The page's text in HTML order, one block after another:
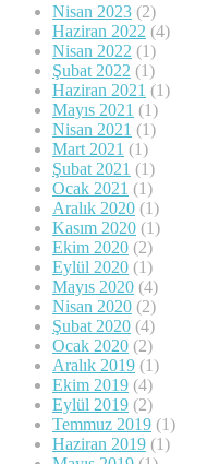
Nisan 2023 (2)
Haziran 2022 (4)
Nisan 2022 (1)
Şubat 2022 (1)
Haziran 2021 (1)
Mayıs 2021 (1)
Nisan 2021 (1)
Mart 2021 (1)
Şubat 2021 (1)
Ocak 2021 (1)
Aralık 2020 (1)
Kasım 2020 (1)
Ekim 2020 (2)
Eylül 2020 (1)
Mayıs 2020 (4)
Nisan 2020 (2)
Şubat 2020 (4)
Ocak 2020 (2)
Aralık 2019 (1)
Ekim 2019 (4)
Eylül 2019 (2)
Temmuz 2019 (1)
Haziran 2019 (1)